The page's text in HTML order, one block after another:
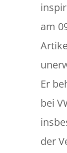
am
Er
bei
der